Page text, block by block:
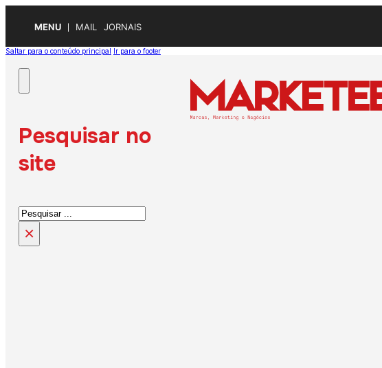
MENU MAIL JORNAIS
Saltar para o conteúdo principal Ir para o footer
Pesquisar no
site
Pesquisar
×